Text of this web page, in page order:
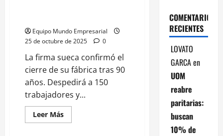
de
Javier
Milei
Equipo Mundo Empresarial
25 de octubre de 2025
0
La firma sueca confirmó el
cierre de su fábrica tras 90
años. Despedirá a 150
trabajadores y...
Leer MásLeer
más
COMENTARIOS
RECIENTES
LOVATO
GARCAen
UOM
reabre
paritarias:
buscan
10% de